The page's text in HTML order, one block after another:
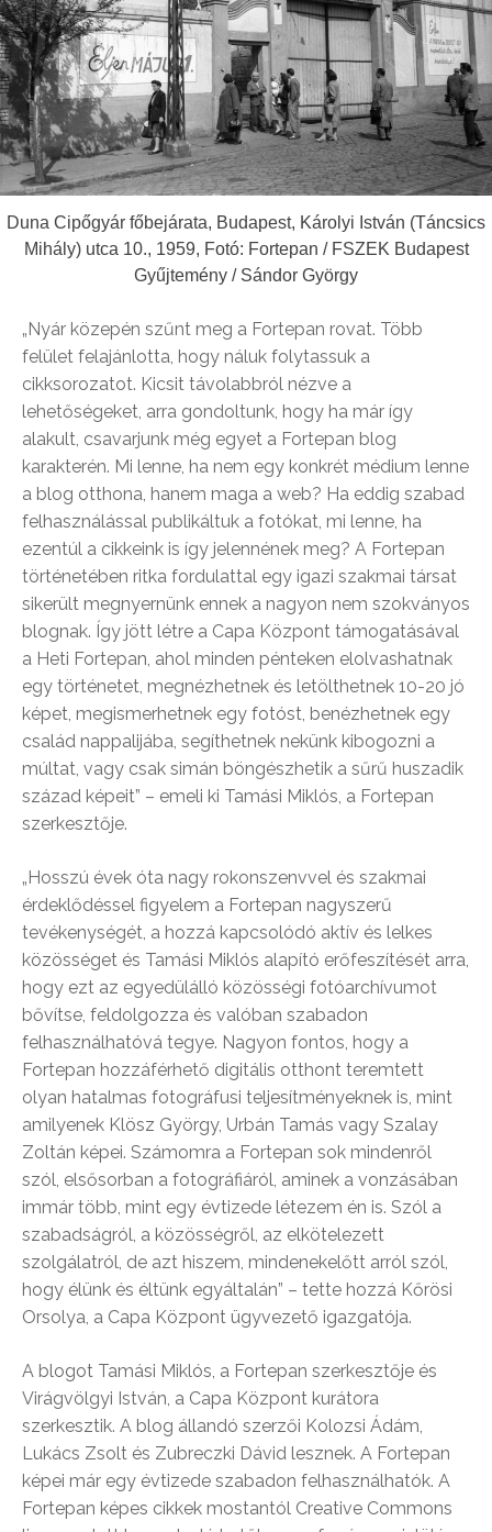
Duna Cipőgyár főbejárata, Budapest, Károlyi István (Táncsics
Mihály) utca 10., 1959, Fotó: Fortepan / FSZEK Budapest
Gyűjtemény / Sándor György
„Nyár közepén szűnt meg a Fortepan rovat. Több
felület felajánlotta, hogy náluk folytassuk a
cikksorozatot. Kicsit távolabbról nézve a
lehetőségeket, arra gondoltunk, hogy ha már így
alakult, csavarjunk még egyet a Fortepan blog
karakterén. Mi lenne, ha nem egy konkrét médium lenne
a blog otthona, hanem maga a web? Ha eddig szabad
felhasználással publikáltuk a fotókat, mi lenne, ha
ezentúl a cikkeink is így jelennének meg? A Fortepan
történetében ritka fordulattal egy igazi szakmai társat
sikerült megnyernünk ennek a nagyon nem szokványos
blognak. Így jött létre a Capa Központ támogatásával
a Heti Fortepan, ahol minden pénteken elolvashatnak
egy történetet, megnézhetnek és letölthetnek 10-20 jó
képet, megismerhetnek egy fotóst, benézhetnek egy
család nappalijába, segíthetnek nekünk kibogozni a
múltat, vagy csak simán böngészhetik a sűrű huszadik
század képeit” – emeli ki Tamási Miklós, a Fortepan
szerkesztője.
„Hosszú évek óta nagy rokonszenvvel és szakmai
érdeklődéssel figyelem a Fortepan nagyszerű
tevékenységét, a hozzá kapcsolódó aktív és lelkes
közösséget és Tamási Miklós alapító erőfeszítését arra,
hogy ezt az egyedülálló közösségi fotóarchívumot
bővítse, feldolgozza és valóban szabadon
felhasználhatóvá tegye. Nagyon fontos, hogy a
Fortepan hozzáférhető digitális otthont teremtett
olyan hatalmas fotográfusi teljesítményeknek is, mint
amilyenek Klösz György, Urbán Tamás vagy Szalay
Zoltán képei. Számomra a Fortepan sok mindenről
szól, elsősorban a fotográfiáról, aminek a vonzásában
immár több, mint egy évtizede létezem én is. Szól a
szabadságról, a közösségről, az elkötelezett
szolgálatról, de azt hiszem, mindenekelőtt arról szól,
hogy élünk és éltünk egyáltalán” – tette hozzá Kőrösi
Orsolya, a Capa Központ ügyvezető igazgatója.
A blogot Tamási Miklós, a Fortepan szerkesztője és
Virágvölgyi István, a Capa Központ kurátora
szerkesztik. A blog állandó szerzői Kolozsi Ádám,
Lukács Zsolt és Zubreczki Dávid lesznek. A Fortepan
képei már egy évtizede szabadon felhasználhatók. A
Fortepan képes cikkek mostantól Creative Commons